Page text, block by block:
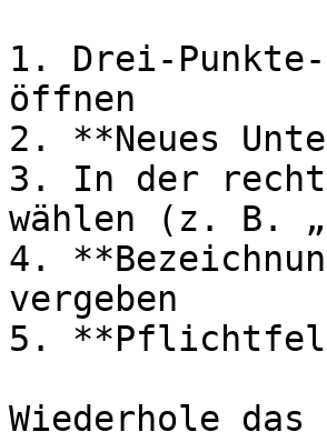
1. Drei-
öffnen
2. **Neues
3. In der
wählen (z. B.
4.
vergeben
5.
Wiederhole